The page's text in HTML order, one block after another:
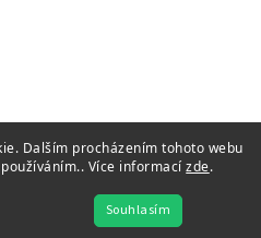
Dalším procházením tohoto webu
Více informacízde.
Souhlasím